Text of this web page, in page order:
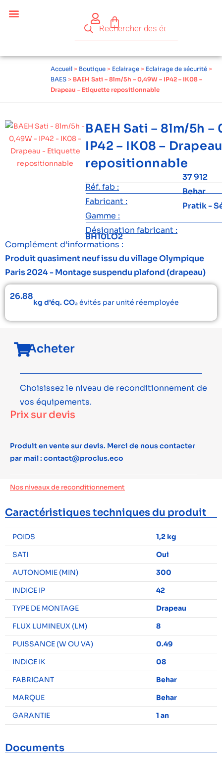
Accueil > Boutique > Eclairage > Eclairage de sécurité >
BAES > BAEH Sati – 8lm/5h – 0,49W – IP42 – IK08 –
Drapeau – Etiquette repositionnable
BAEH Sati – 8lm/5h –
IP42 – IK08 –
repositionnable
Réf. fab :
37 912
Fabricant :
Behar
Gamme :
Pratik -
Désignation fabricant :
BH10LO2
Complément d’informations :
Produit quasiment neuf issu du village Olympique
Paris 2024 - Montage suspendu plafond (drapeau)
26.88
kg d’éq. CO₂évités par unité réemployée
Acheter
Choisissez le niveau de reconditionnement de
vos équipements.
Prix sur devis
Produit en vente sur devis. Merci de nous contacter
par mail : contact@proclus.eco
Nos niveaux de reconditionnement
Caractéristiques techniques du produit
POIDS
1,2 kg
SATI
Oui
AUTONOMIE (MIN)
300
INDICE IP
42
TYPE DE MONTAGE
Drapeau
FLUX LUMINEUX (LM)
8
PUISSANCE (W OU VA)
0.49
INDICE IK
08
FABRICANT
Behar
MARQUE
Behar
GARANTIE
1 an
Documents